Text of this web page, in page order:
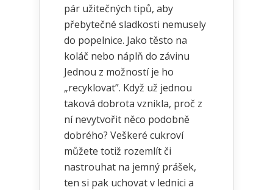
pár užitečných tipů, aby
přebytečné sladkosti nemusely
do popelnice. Jako těsto na
koláč nebo náplň do závinu
Jednou z možností je ho
„recyklovat”. Když už jednou
taková dobrota vznikla, proč z
ní nevytvořit něco podobně
dobrého? Veškeré cukroví
můžete totiž rozemlít či
nastrouhat na jemný prášek,
ten si pak uchovat v lednici a